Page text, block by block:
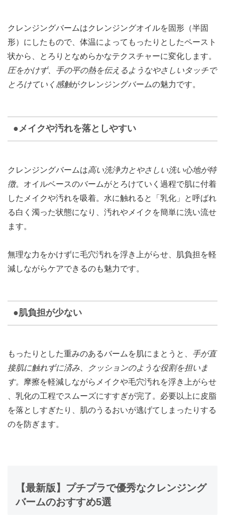
クレンジングバームはクレンジングオイルを固形（半固
形）にしたもので、体温によってもったりとしたペースト
状から、とろりとなめらかなテクスチャーに変化します。
圧をかけず、手の平の熱を伝えるようなやさしいタッチで
とろけていく感触がクレンジングバームの魅力です。
●メイクや汚れを落としやすい
クレンジングバームは高い洗浄力とやさしい洗い心地が特
徴。オイルベースのバームがとろけていく過程で肌に付着
したメイクや汚れを吸着。水に触れると「乳化」と呼ばれ
る白く濁った状態になり、汚れやメイクを簡単に洗い流せ
ます。
無理な力をかけずに毛穴汚れを浮き上がらせ、肌負担を軽
減しながらケアできるのも魅力です。
●肌負担が少ない
もったりとした重みのあるバームを肌にまとうと、 手が直
接肌に触れずに済み、クッションのような役割を担いま
す。 摩擦を軽減しながらメイクや毛穴汚れを浮き上がらせ
、乳化の工程でスムーズにすすぎが完了。必要以上に皮脂
を落としすぎたり、肌のうるおいが逃げてしまったりする
のを防ぎます。
【最新版】プチプラで優秀なクレンジング
バームのおすすめ5選